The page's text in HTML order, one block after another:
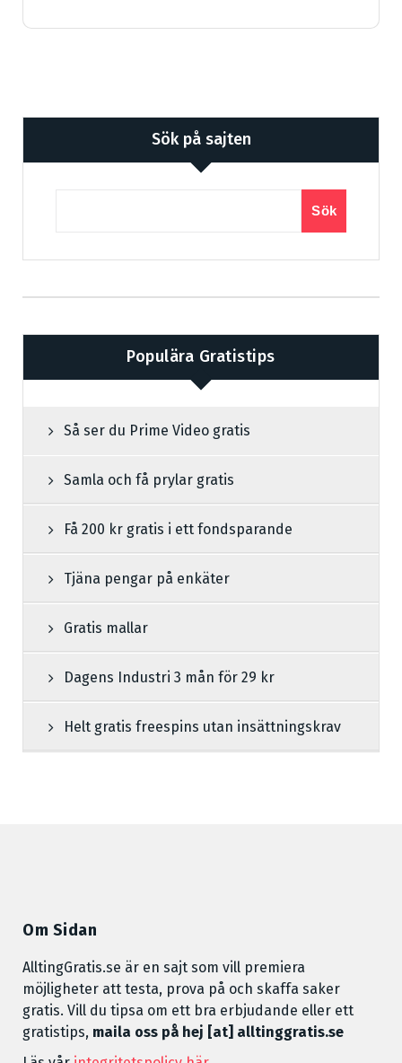
Sök på sajten
Sök
Populära Gratistips
Så ser du Prime Video gratis
Samla och få prylar gratis
Få 200 kr gratis i ett fondsparande
Tjäna pengar på enkäter
Gratis mallar
Dagens Industri 3 mån för 29 kr
Helt gratis freespins utan insättningskrav
Om Sidan
AlltingGratis.se är en sajt som vill premiera
möjligheter att testa, prova på och skaffa saker
gratis. Vill du tipsa om ett bra erbjudande eller ett
gratistips, maila oss på hej [at] alltinggratis.se